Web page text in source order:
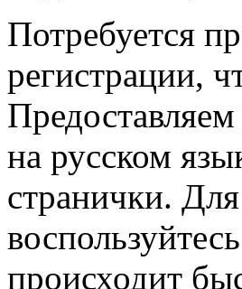
Потребуется
регистрации,
на русском
странички.
происходит